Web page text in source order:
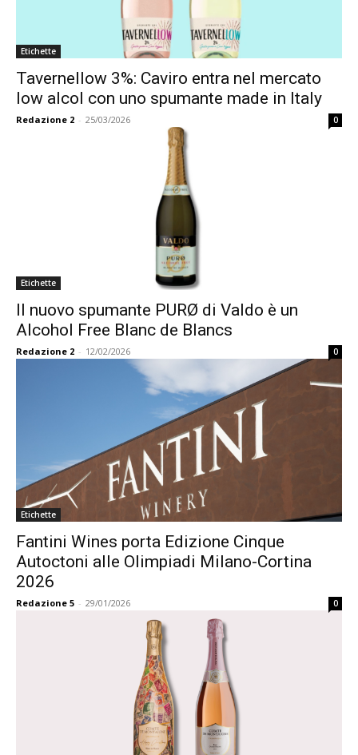
Etichette
Tavernellow 3%: Caviro entra nel mercato
low alcol con uno spumante made in Italy
Redazione 2 - 25/03/2026 0
Etichette
Il nuovo spumante PURØ di Valdo è un
Alcohol Free Blanc de Blancs
Redazione 2 - 12/02/2026 0
Etichette
Fantini Wines porta Edizione Cinque
Autoctoni alle Olimpiadi Milano-Cortina
2026
Redazione 5 - 29/01/2026 0